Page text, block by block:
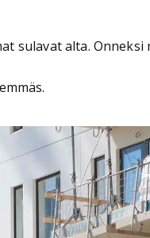
sulavat alta.